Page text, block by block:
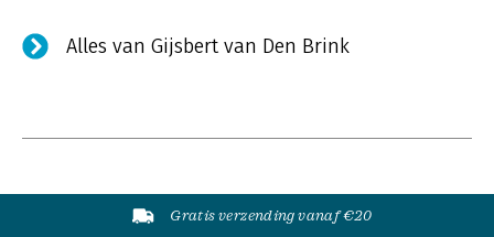
Alles van Gijsbert van Den Brink
Gratis verzending vanaf €20